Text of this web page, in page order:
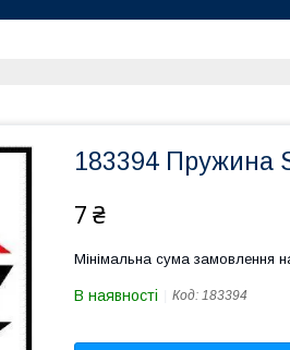
183394 Пружина
7 ₴
Мінімальна сума замовлення
В наявності Код: 183394